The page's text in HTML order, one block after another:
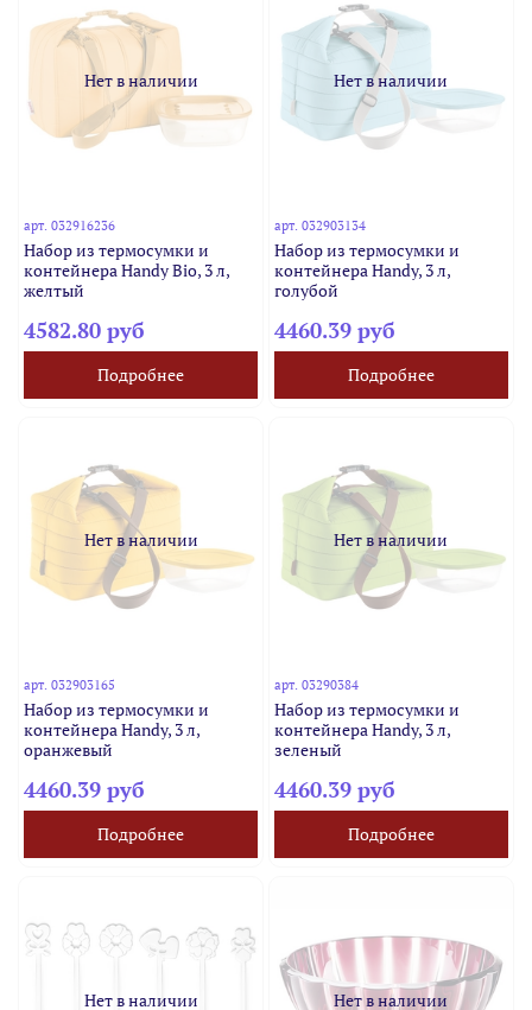
Нет в наличии
арт.032916236
Набор из термосумки и
контейнера Handy Bio, 3 л,
желтый
4582.80 руб
Подробнее
Нет в наличии
арт. 032903134
Набор из термосумки и
контейнера Handy, 3 л,
голубой
4460.39 руб
Подробнее
Нет в наличии
арт.032903165
Набор из термосумки и
контейнера Handy, 3 л,
оранжевый
4460.39 руб
Подробнее
Нет в наличии
арт. 03290384
Набор из термосумки и
контейнера Handy, 3 л,
зеленый
4460.39 руб
Подробнее
Нет в наличии Нет в наличии